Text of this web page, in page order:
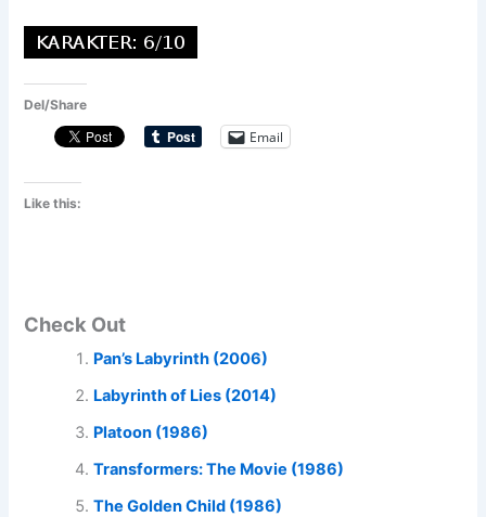
Del/Share
Email
Like this:
Check Out
Pan’s Labyrinth (2006)
Labyrinth of Lies (2014)
Platoon (1986)
Transformers: The Movie (1986)
The Golden Child (1986)